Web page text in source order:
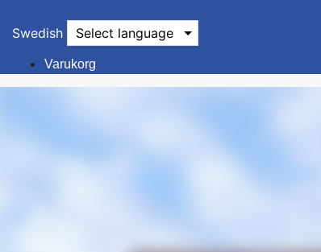
Swedish Select language
Varukorg